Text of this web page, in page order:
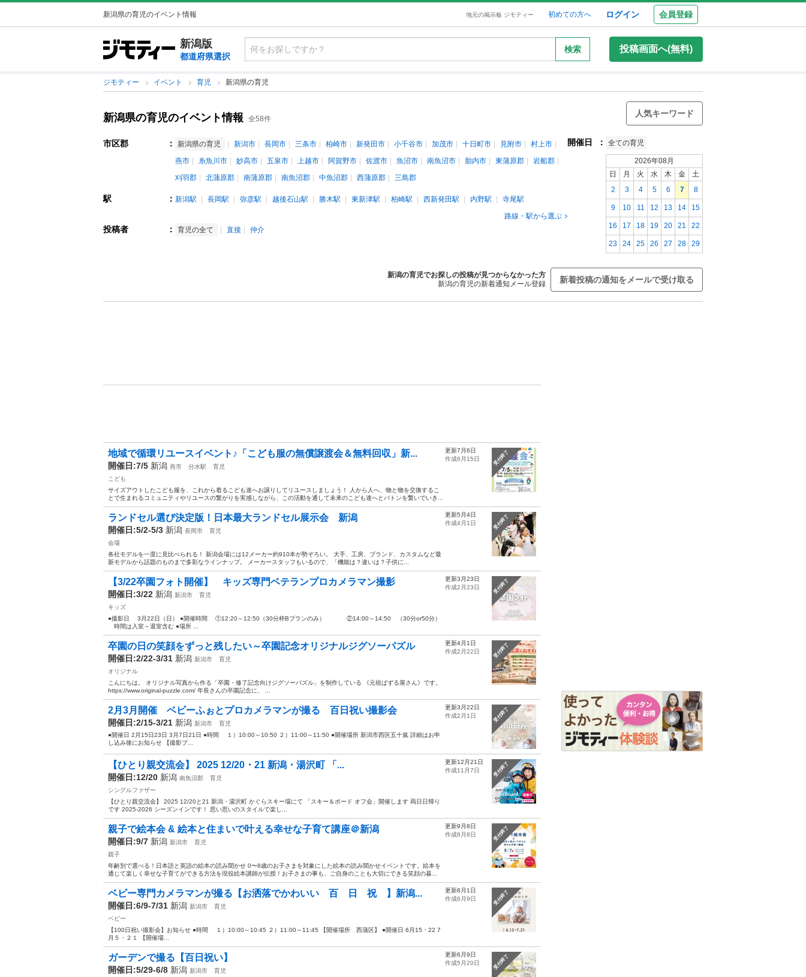
新潟県の育児のイベント情報 地元の掲示板 ジモティー 初めての方へ ログイン 会員登録
新潟版
都道府県選択
検索 投稿画面へ(無料)
ジモティー イベント 育児 新潟県の育児
新潟県の育児のイベント情報 全58件
人気キーワード
市区郡 ： 新潟県の育児 新潟市 長岡市 三条市 柏崎市 新発田市 小千谷市 加茂市 十日町市 見附市
村上市
燕市
糸魚川市 妙高市 五泉市 上越市 阿賀野市 佐渡市 魚沼市 南魚沼市 胎内市 東蒲原郡
岩船郡
刈羽郡
北蒲原郡 南蒲原郡 南魚沼郡 中魚沼郡 西蒲原郡 三島郡
駅 ： 新潟駅 長岡駅 弥彦駅 越後石山駅 勝木駅 東新津駅 柏崎駅 西新発田駅 内野駅
寺尾駅
路線・駅から選ぶ
投稿者 ： 育児の全て 直接 仲介
開催日 ： 全ての育児
2026年08月
日
月 火 水 木 金
土
2
3 4 5 6 7 8
9 10 11 12 13 14 15
16 17 18 19 20 21 22
23 24 25 26 27 28 29
新潟の育児でお探しの投稿が見つからなかった方
新潟の育児の新着通知メール登録
新着投稿の通知をメールで受け取る
受付終了
地域で循環リユースイベント♪「こども服の無償譲渡会＆無料回収」新...
開催日:7/5 新潟 燕市 分水駅
育児
こども
サイズアウトしたこども服を、これから着るこども達へお譲りしてリユースしましょう！ 人から人へ、物と物を交換するこ
とで生まれるコミュニティやリユースの繋がりを実感しながら、この活動を通して未来のこども達へとバトンを繋いでいき...
更新7月6日
作成6月15日
受付終了
ランドセル選び決定版！日本最大ランドセル展示会 新潟
開催日:5/2-5/3 新潟 長岡市
育児
会場
各社モデルを一度に見比べられる！ 新潟会場には12メーカー約910本が勢ぞろい。 大手、工房、ブランド、カスタムなど最
新モデルから話題のものまで多彩なラインナップ。 メーカースタッフもいるので、「機能は？違いは？子供に...
更新5月4日
作成4月1日
受付終了
【3/22卒園フォト開催】 キッズ専門ベテランプロカメラマン撮影
開催日:3/22 新潟 新潟市
育児
キッズ
●撮影日 3月22日（日） ●開催時間 ①12:20～12:50（30分枠Bプランのみ） ②14:00～14:50 （30分or50分）
時間は入室～退室含む ●場所 ...
更新3月23日
作成2月23日
受付終了
卒園の日の笑顔をずっと残したい～卒園記念オリジナルジグソーパズル
開催日:2/22-3/31 新潟 新潟市
育児
オリジナル
こんにちは。 オリジナル写真から作る「卒園・修了記念向けジグソーパズル」を制作している 《元祖ぱずる屋さん》です。
https://www.original-puzzle.com/ 年長さんの卒園記念に、 ...
更新4月1日
作成2月22日
受付終了
2月3月開催 ベビーふぉとプロカメラマンが撮る 百日祝い撮影会
開催日:2/15-3/21 新潟 新潟市
育児
●開催日 2月15日23日 3月7日21日 ●時間 １）10:00～10:50 ２）11:00～11:50 ●開催場所 新潟市西区五十嵐 詳細はお申
し込み後にお知らせ 【撮影プ...
更新3月22日
作成2月1日
受付終了
【ひとり親交流会】 2025 12/20・21 新潟・湯沢町 「...
開催日:12/20 新潟 南魚沼郡
育児
シングルファザー
【ひとり親交流会】 2025 12/20と21 新潟・湯沢町 かぐらスキー場にて 「スキー＆ボード オフ会」開催します 両日日帰り
です 2025-2026 シーズンインです！ 思い思いのスタイルで楽し...
更新12月21日
作成11月7日
受付終了
親子で絵本会 & 絵本と住まいで叶える幸せな子育て講座＠新潟
開催日:9/7 新潟 新潟市
育児
親子
年齢別で選べる！日本語と英語の絵本の読み聞かせ 0〜8歳のお子さまを対象にした絵本の読み聞かせイベントです。絵本を
通じて楽しく幸せな子育てができる方法を現役絵本講師が伝授！お子さまの事も、ご自身のことも大切にできる笑顔の暮...
更新9月8日
作成8月8日
受付終了
ベビー専門カメラマンが撮る【お洒落でかわいい 百 日 祝 】新潟...
開催日:6/9-7/31 新潟 新潟市
育児
ベビー
【100日祝い撮影会】お知らせ ●時間 １）10:00～10:45 ２）11:00～11:45 【開催場所 西蒲区】 ●開催日 6月15・22 7
月５・２１ 【開催場...
更新8月1日
作成6月9日
受付終了
ガーデンで撮る【百日祝い】
開催日:5/29-6/8 新潟 新潟市
育児
更新6月9日
作成5月20日